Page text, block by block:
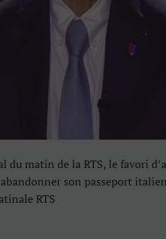
matin de la RTS, le favori
son passeport
RTS